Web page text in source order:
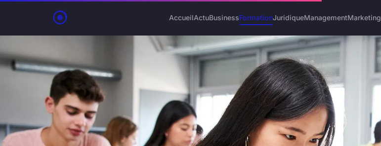
AccueilActuBusinessFormationJuridiqueManagementMarketing